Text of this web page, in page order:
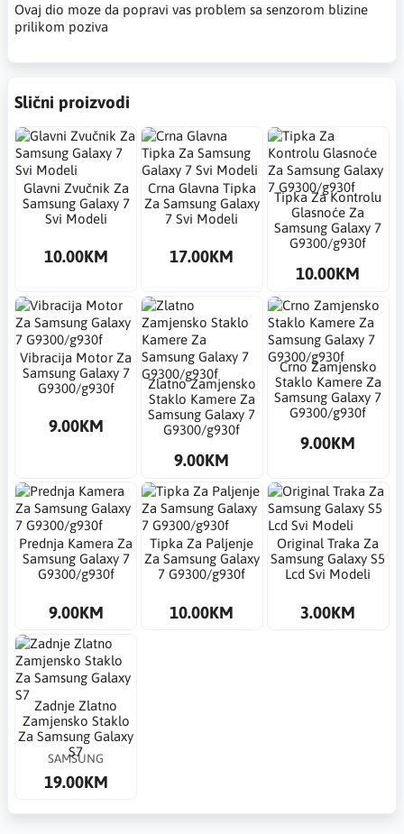
Ovaj dio moze da popravi vas problem sa senzorom blizine
prilikom poziva
Slični proizvodi
Glavni Zvučnik Za
Samsung Galaxy 7
Svi Modeli
10.00KM
Crna Glavna Tipka
Za Samsung Galaxy
7 Svi Modeli
17.00KM
Tipka Za Kontrolu
Glasnoće Za
Samsung Galaxy 7
G9300/g930f
10.00KM
Vibracija Motor Za
Samsung Galaxy 7
G9300/g930f
9.00KM
Zlatno Zamjensko
Staklo Kamere Za
Samsung Galaxy 7
G9300/g930f
9.00KM
Crno Zamjensko
Staklo Kamere Za
Samsung Galaxy 7
G9300/g930f
9.00KM
Prednja Kamera Za
Samsung Galaxy 7
G9300/g930f
9.00KM
Tipka Za Paljenje
Za Samsung Galaxy
7 G9300/g930f
10.00KM
Original Traka Za
Samsung Galaxy S5
Lcd Svi Modeli
3.00KM
Zadnje Zlatno
Zamjensko Staklo
Za Samsung Galaxy
S7
SAMSUNG
19.00KM